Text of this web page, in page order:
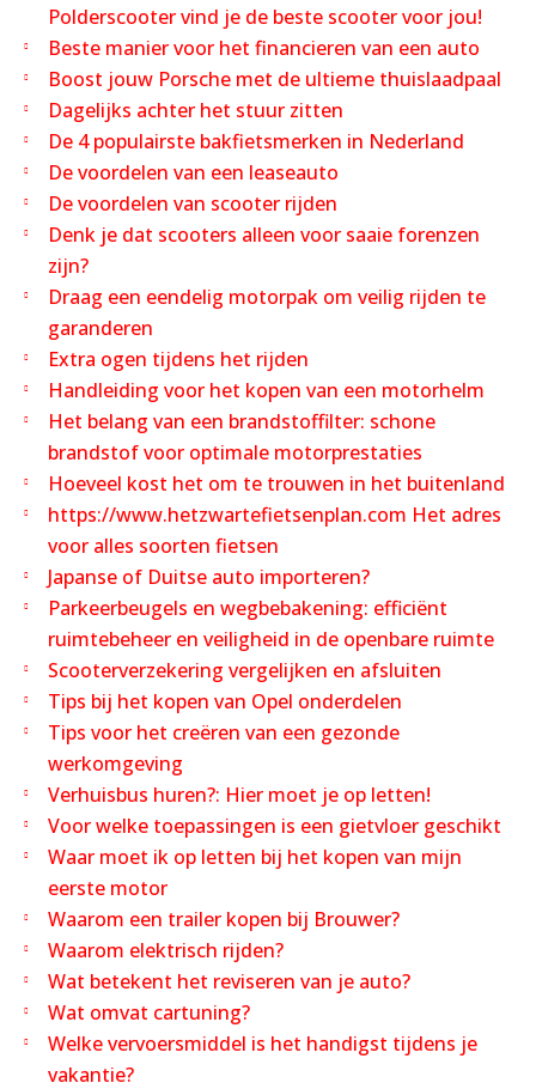
Polderscooter vind je de beste scooter voor jou!
Beste manier voor het financieren van een auto
Boost jouw Porsche met de ultieme thuislaadpaal
Dagelijks achter het stuur zitten
De 4 populairste bakfietsmerken in Nederland
De voordelen van een leaseauto
De voordelen van scooter rijden
Denk je dat scooters alleen voor saaie forenzen
zijn?
Draag een eendelig motorpak om veilig rijden te
garanderen
Extra ogen tijdens het rijden
Handleiding voor het kopen van een motorhelm
Het belang van een brandstoffilter: schone
brandstof voor optimale motorprestaties
Hoeveel kost het om te trouwen in het buitenland
https://www.hetzwartefietsenplan.com Het adres
voor alles soorten fietsen
Japanse of Duitse auto importeren?
Parkeerbeugels en wegbebakening: efficiënt
ruimtebeheer en veiligheid in de openbare ruimte
Scooterverzekering vergelijken en afsluiten
Tips bij het kopen van Opel onderdelen
Tips voor het creëren van een gezonde
werkomgeving
Verhuisbus huren?: Hier moet je op letten!
Voor welke toepassingen is een gietvloer geschikt
Waar moet ik op letten bij het kopen van mijn
eerste motor
Waarom een trailer kopen bij Brouwer?
Waarom elektrisch rijden?
Wat betekent het reviseren van je auto?
Wat omvat cartuning?
Welke vervoersmiddel is het handigst tijdens je
vakantie?